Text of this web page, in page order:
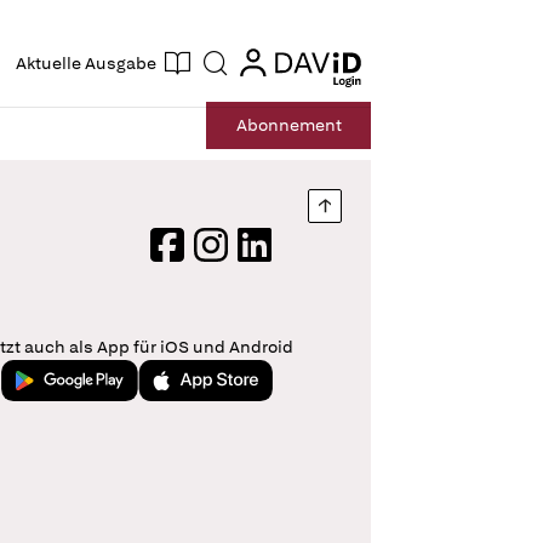
Aktuelle Ausgabe Suche login
login
Abonnement
Nach oben springen
FacebookInstagram
LinkedIn
auch als App für iOS und Android
Jetzt bei Google PlayLaden im App Store